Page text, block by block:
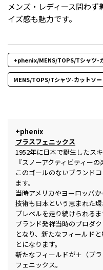
メンズ・レディース問わ
イズ感も魅力です。
+phenix/MENS/TOPS/Tシャツ-
MENS/TOPS/Tシャツ-カットソー
+phenix
プラスフェニックス
1952年に日本で誕生したス
『スノーアクティビティー
このゴールのないブランド
ます。
当時アメリカやヨーロッパ
技術も日本という恵まれた
プレベルを走り続けられるま
ブランド発祥当時のプロダ
となり、新たなフィールド
とになります。
新たなフィールドが＋（プ
フェニックス。